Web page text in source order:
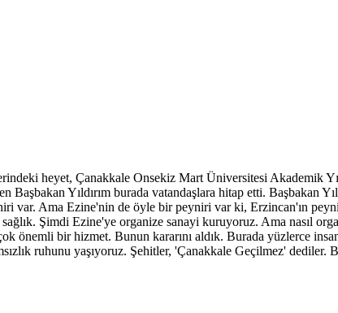
heyet, Çanakkale Onsekiz Mart Üniversitesi Akademik
Yıldırım burada vatandaşlara hitap etti. Başbakan
var. Ama Ezine'nin de öyle bir peyniri var ki, Erzincan'ın
Şimdi Ezine'ye organize sanayi kuruyoruz. Ama nasıl
önemli bir hizmet. Bunun kararını aldık. Burada yüzlerce
ruhunu yaşıyoruz. Şehitler, 'Çanakkale Geçilmez' dediler.